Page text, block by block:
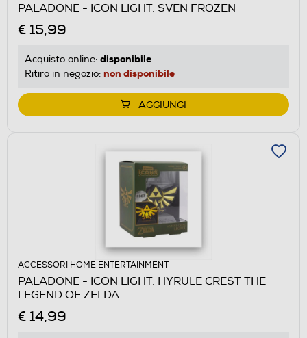
PALADONE - ICON LIGHT: SVEN FROZEN
€ 15,99
Acquisto online: disponibile
Ritiro in negozio: non disponibile
AGGIUNGI
ACCESSORI HOME ENTERTAINMENT
PALADONE - ICON LIGHT: HYRULE CREST THE
LEGEND OF ZELDA
€ 14,99